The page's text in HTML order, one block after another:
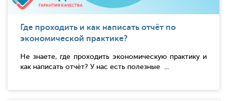
Где проходить и как написать отчёт по
экономической практике?
Не знаете, где проходить экономическую практику и
как написать отчёт? У нас есть полезные ...